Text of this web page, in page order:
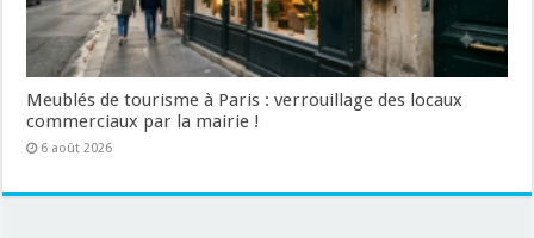
Meublés de tourisme à Paris : verrouillage des locaux
commerciaux par la mairie !
6 août 2026